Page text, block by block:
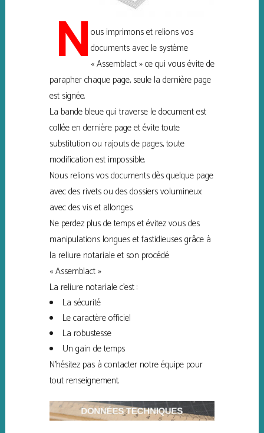
Nous imprimons et relions vos
documents avec le système
« Assemblact » ce qui vous évite de
parapher chaque page, seule la dernière page
est signée.
La bande bleue qui traverse le document est
collée en dernière page et évite toute
substitution ou rajouts de pages, toute
modification est impossible.
Nous relions vos documents dès quelque page
avec des rivets ou des dossiers volumineux
avec des vis et allonges.
Ne perdez plus de temps et évitez vous des
manipulations longues et fastidieuses grâce à
la reliure notariale et son procédé
« Assemblact »
La reliure notariale c’est :
La sécurité
Le caractère officiel
La robustesse
Un gain de temps
N’hésitez pas à contacter notre équipe pour
tout renseignement.